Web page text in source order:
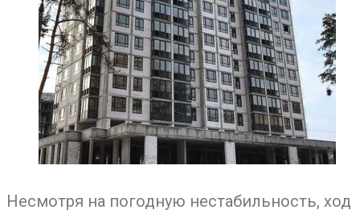
Несмотря на погодную нестабильность, ход